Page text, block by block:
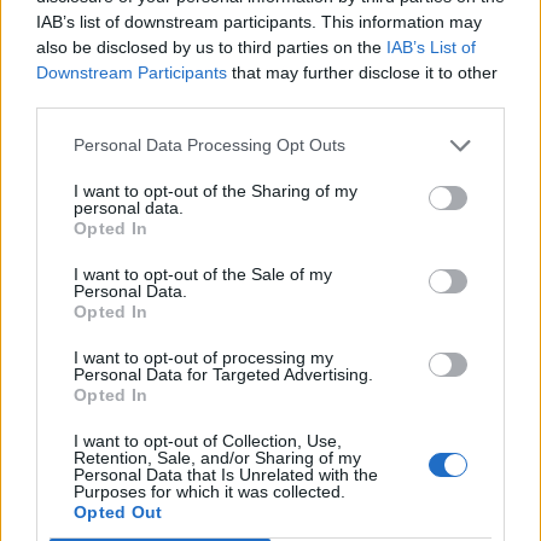
IAB’s list of downstream participants. This information may
also be disclosed by us to third parties on the IAB’s List of
Downstream Participants that may further disclose it to other
Personal Data Processing Opt Outs
I want to opt-out of the Sharing of my
personal data.
Opted In
I want to opt-out of the Sale of my
Personal Data.
Opted In
I want to opt-out of processing my
Personal Data for Targeted Advertising.
Opted In
I want to opt-out of Collection, Use,
Retention, Sale, and/or Sharing of my
Personal Data that Is Unrelated with the
Purposes for which it was collected.
Opted Out
Πάνω από 65.000 Τούρκοι
τουρίστες στη Λέσβο στο
επτάμηνο
Καθοριστική για την τελική εικόνα
Σεπτεμβρίου
ΣΥΝΕΝΤΕΥΞΗ
στη Μυτιλήνη για τους εθελοντές
αιμοδότες
Μεγάλη συναυλία στις 19
Μυτιλήνης – Μέρος των εσόδων θα
διατεθεί για την ενίσχυση του
Συλλόγου Εθελοντών Αιμοδοτών
ΑΤΖΕΝΤΑ
Αφιέρωμα στον Νίκο Καλαϊτζή –
Μπινταγιάλα στον Μεσότοπο
Μουσική, φωτογραφία και